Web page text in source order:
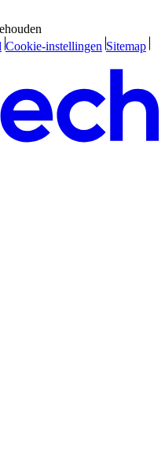
Cookie-instellingen Sitemap